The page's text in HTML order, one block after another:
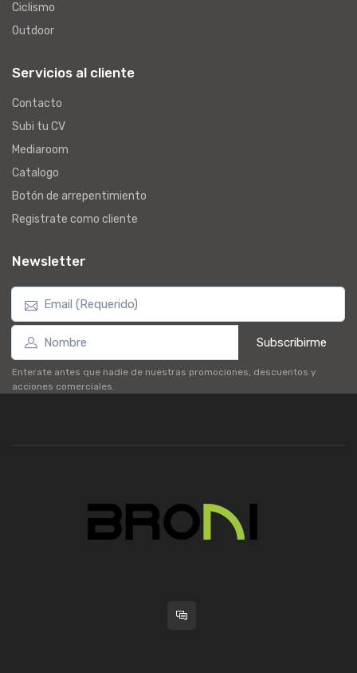
Ciclismo
Outdoor
Servicios al cliente
Contacto
Subi tu CV
Mediaroom
Catalogo
Botón de arrepentimiento
Registrate como cliente
Newsletter
Subscribirme
Enterate antes que nadie de nuestras promociones, descuentos y
acciones comerciales.